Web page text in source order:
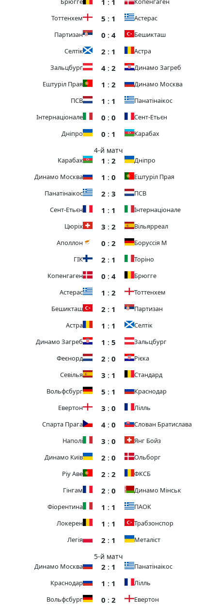
Тоттенхем
5 : 1
Астерас
Партизан
0 : 4
Бешикташ
Селтік
2 : 1
Астра
Зальцбург
4 : 2
Динамо Загреб
Ештуріл Прая
1 : 2
Динамо Москва
ПСВ
1 : 1
Панатінаікос
Інтернаціонале
0 : 0
Сент-Етьєн
Дніпро
0 : 1 Карабах
4-й матч
Карабах 1 : 2
Дніпро
Динамо Москва
1 : 0
Ештуріл Прая
Панатінаікос
2 : 3
ПСВ
Сент-Етьєн
1 : 1
Інтернаціонале
Цюріх
3 : 2
Вільярреал
Аполлон
0 : 2
Боруссія М
ГІК
2 : 1
Торіно
Копенгаген
0 : 4
Брюгге
Астерас
1 : 2
Тоттенхем
Бешикташ
2 : 1
Партизан
Астра
1 : 1
Селтік
Динамо Загреб
1 : 5
Зальцбург
Феєнорд
2 : 0
Рієка
Севілья
3 : 1
Стандард
Вольфсбург
5 : 1
Краснодар
Евертон
3 : 0
Лілль
Спарта Прага
4 : 0
Слован Братислава
Наполі
3 : 0
Янг Бойз
Динамо Київ
2 : 0
Ольборг
Ріу Аве
2 : 2
ФКСБ
Гінгам
2 : 0
Динамо Мінськ
Фіорентина
1 : 1
ПАОК
Локерен
1 : 1
Трабзонспор
Легія
2 : 1 Металіст
5-й матч
Динамо Москва 2 : 1
Панатінаікос
Краснодар
1 : 1
Лілль
Вольфсбург
0 : 2 Евертон